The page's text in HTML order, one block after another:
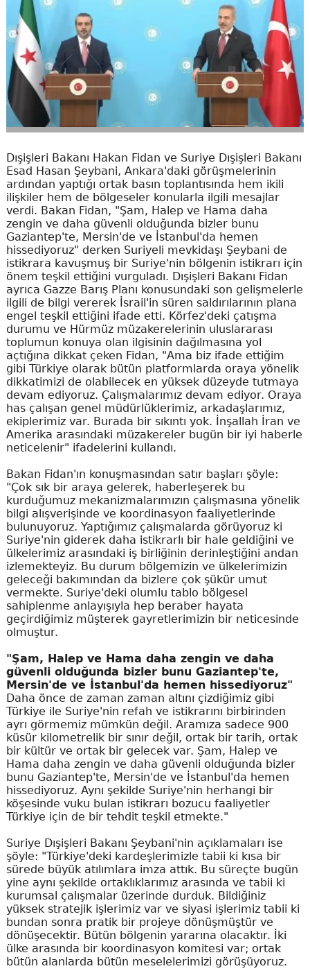
Dışişleri Bakanı Hakan Fidan ve Suriye Dışişleri Bakanı
Esad Hasan Şeybani, Ankara'daki görüşmelerinin
ardından yaptığı ortak basın toplantısında hem ikili
ilişkiler hem de bölgeseler konularla ilgili mesajlar
verdi. Bakan Fidan, "Şam, Halep ve Hama daha
zengin ve daha güvenli olduğunda bizler bunu
Gaziantep'te, Mersin'de ve İstanbul'da hemen
hissediyoruz" derken Suriyeli mevkidaşı Şeybani de
istikrara kavuşmuş bir Suriye'nin bölgenin istikrarı için
önem teşkil ettiğini vurguladı. Dışişleri Bakanı Fidan
ayrıca Gazze Barış Planı konusundaki son gelişmelerle
ilgili de bilgi vererek İsrail'in süren saldırılarının plana
engel teşkil ettiğini ifade etti. Körfez'deki çatışma
durumu ve Hürmüz müzakerelerinin uluslararası
toplumun konuya olan ilgisinin dağılmasına yol
açtığına dikkat çeken Fidan, "Ama biz ifade ettiğim
gibi Türkiye olarak bütün platformlarda oraya yönelik
dikkatimizi de olabilecek en yüksek düzeyde tutmaya
devam ediyoruz. Çalışmalarımız devam ediyor. Oraya
has çalışan genel müdürlüklerimiz, arkadaşlarımız,
ekiplerimiz var. Burada bir sıkıntı yok. İnşallah İran ve
Amerika arasındaki müzakereler bugün bir iyi haberle
neticelenir" ifadelerini kullandı.
Bakan Fidan'ın konuşmasından satır başları şöyle:
"Çok sık bir araya gelerek, haberleşerek bu
kurduğumuz mekanizmalarımızın çalışmasına yönelik
bilgi alışverişinde ve koordinasyon faaliyetlerinde
bulunuyoruz. Yaptığımız çalışmalarda görüyoruz ki
Suriye'nin giderek daha istikrarlı bir hale geldiğini ve
ülkelerimiz arasındaki iş birliğinin derinleştiğini andan
izlemekteyiz. Bu durum bölgemizin ve ülkelerimizin
geleceği bakımından da bizlere çok şükür umut
vermekte. Suriye'deki olumlu tablo bölgesel
sahiplenme anlayışıyla hep beraber hayata
geçirdiğimiz müşterek gayretlerimizin bir neticesinde
olmuştur.
"Şam, Halep ve Hama daha zengin ve daha
güvenli olduğunda bizler bunu Gaziantep'te,
Mersin'de ve İstanbul'da hemen hissediyoruz"
Daha önce de zaman zaman altını çizdiğimiz gibi
Türkiye ile Suriye'nin refah ve istikrarını birbirinden
ayrı görmemiz mümkün değil. Aramıza sadece 900
küsür kilometrelik bir sınır değil, ortak bir tarih, ortak
bir kültür ve ortak bir gelecek var. Şam, Halep ve
Hama daha zengin ve daha güvenli olduğunda bizler
bunu Gaziantep'te, Mersin'de ve İstanbul'da hemen
hissediyoruz. Aynı şekilde Suriye'nin herhangi bir
köşesinde vuku bulan istikrarı bozucu faaliyetler
Türkiye için de bir tehdit teşkil etmekte."
Suriye Dışişleri Bakanı Şeybani'nin açıklamaları ise
şöyle: "Türkiye'deki kardeşlerimizle tabii ki kısa bir
sürede büyük atılımlara imza attık. Bu süreçte bugün
yine aynı şekilde ortaklıklarımız arasında ve tabii ki
kurumsal çalışmalar üzerinde durduk. Bildiğiniz
yüksek stratejik işlerimiz var ve siyasi işlerimiz tabii ki
bundan sonra pratik bir projeye dönüşmüştür ve
dönüşecektir. Bütün bölgenin yararına olacaktır. İki
ülke arasında bir koordinasyon komitesi var; ortak
bütün alanlarda bütün meselelerimizi görüşüyoruz.